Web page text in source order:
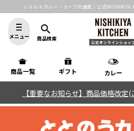
レトルトカレー・スープの通販｜公式NISHIKIYA
メニュー
search
商品検索
公式オンラインショッ
商品一覧 ギフト カレー
【重要なお知らせ】商品価格改